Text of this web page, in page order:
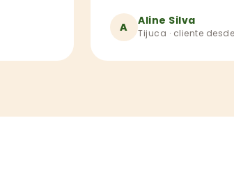
A Aline Silva
Tijuca · cliente